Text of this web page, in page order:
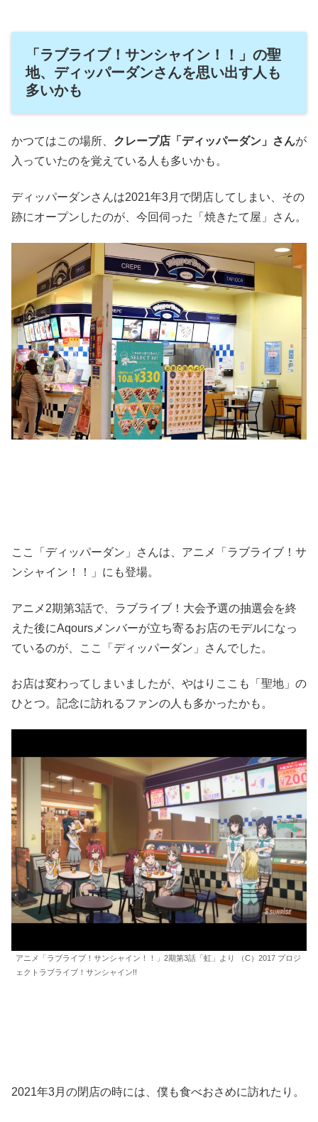
「ラブライブ！サンシャイン！！」の聖
地、ディッパーダンさんを思い出す人も
多いかも
かつてはこの場所、 クレープ店「ディッパーダン」さんが
入っていたのを覚えている人も多いかも。
ディッパーダンさんは2021年3月で閉店してしまい、その
跡にオープンしたのが、今回伺った「焼きたて屋」さん。
ここ「ディッパーダン」さんは、アニメ「ラブライブ！サ
ンシャイン！！」にも登場。
アニメ2期第3話で、ラブライブ！大会予選の抽選会を終
えた後にAqoursメンバーが立ち寄るお店のモデルになっ
ているのが、ここ「ディッパーダン」さんでした。
お店は変わってしまいましたが、やはりここも「聖地」の
ひとつ。記念に訪れるファンの人も多かったかも。
アニメ「ラブライブ！サンシャイン！！」2期第3話「虹」より （C）2017 プロジ
ェクトラブライブ！サンシャイン!!
2021年3月の閉店の時には、僕も食べおさめに訪れたり。